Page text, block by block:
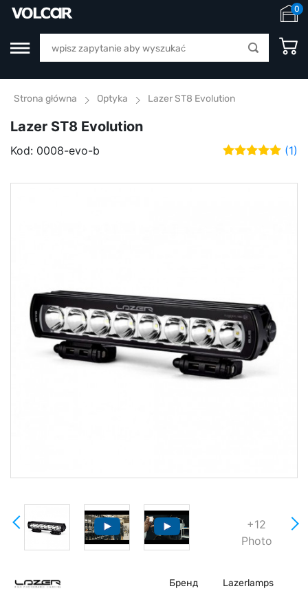
0
Strona główna Optyka Lazer ST8 Evolution
Lazer ST8 Evolution
Kod: 0008-evo-b (1)
+12
Photo
Бренд
Lazerlamps